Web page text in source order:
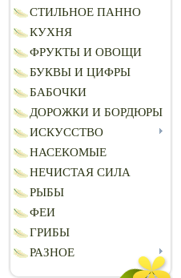
СТИЛЬНОЕ ПАННО
КУХНЯ
ФРУКТЫ И ОВОЩИ
БУКВЫ И ЦИФРЫ
БАБОЧКИ
ДОРОЖКИ И БОРДЮРЫ
ИСКУССТВО
НАСЕКОМЫЕ
НЕЧИСТАЯ СИЛА
РЫБЫ
ФЕИ
ГРИБЫ
РАЗНОЕ